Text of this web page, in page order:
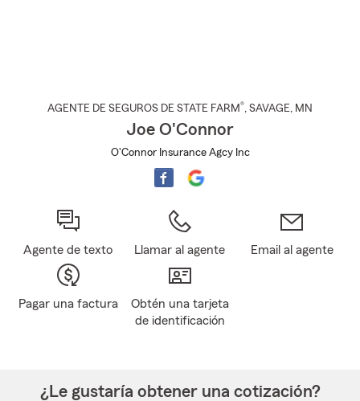
AGENTE DE SEGUROS DE STATE FARM®, SAVAGE, MN
Joe O'Connor
O'Connor Insurance Agcy Inc
Agente de texto Llamar al agente Email al agente
Pagar una factura
Obtén una tarjeta
de identificación
¿Le gustaría obtener una cotización?